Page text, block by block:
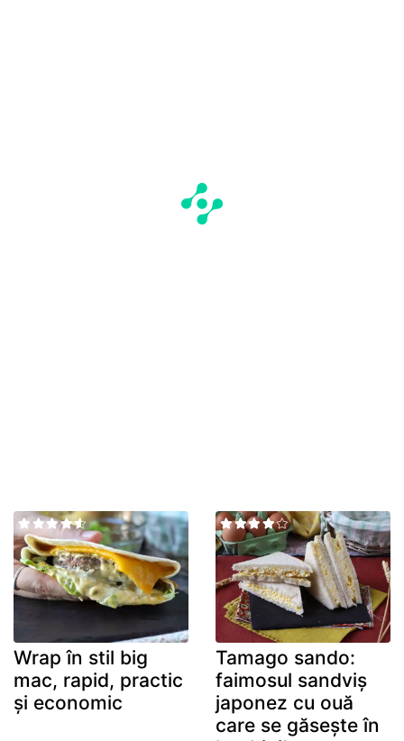
Wrap în stil big
mac, rapid, practic
și economic
Tamago sando:
faimosul sandviș
japonez cu ouă
care se găsește în